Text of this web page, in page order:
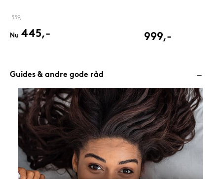
559,-
Nu 445,- 999,-
Guides & andre gode råd